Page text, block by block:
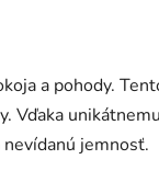
a pohody.
Vďaka
jemnosť.